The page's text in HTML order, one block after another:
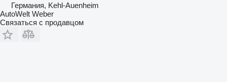
Германия, Kehl-Auenheim
AutoWelt Weber
Связаться с продавцом